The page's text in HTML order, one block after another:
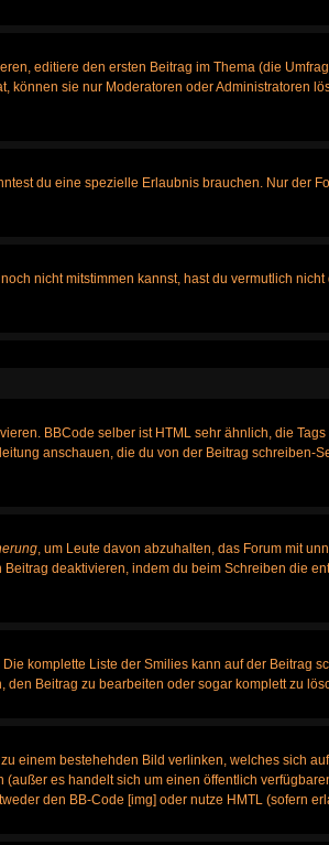
editiere den ersten Beitrag im Thema (die
können sie nur Moderatoren oder Administratoren
du eine spezielle Erlaubnis brauchen. Nur der
nicht mitstimmen kannst, hast du vermutlich
BBCode selber ist HTML sehr ähnlich, die
anschauen, die du von der Beitrag schreiben-
, um Leute davon abzuhalten, das Forum mit
deaktivieren, indem du beim Schreiben die
komplette Liste der Smilies kann auf der Beitrag
Beitrag zu bearbeiten oder sogar komplett zu
einem bestehehden Bild verlinken, welches sich
es handelt sich um einen öffentlich
den BB-Code [img] oder nutze HMTL (sofern